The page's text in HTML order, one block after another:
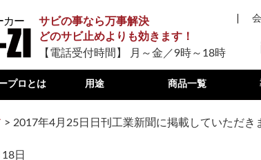
サビの事なら万事解決
どのサビ止めよりも効きます！
【電話受付時間】 月～金／9時～18時
プロとは 用途 商品一覧
> 2017年4月25日日刊工業新聞に掲載していただき
日